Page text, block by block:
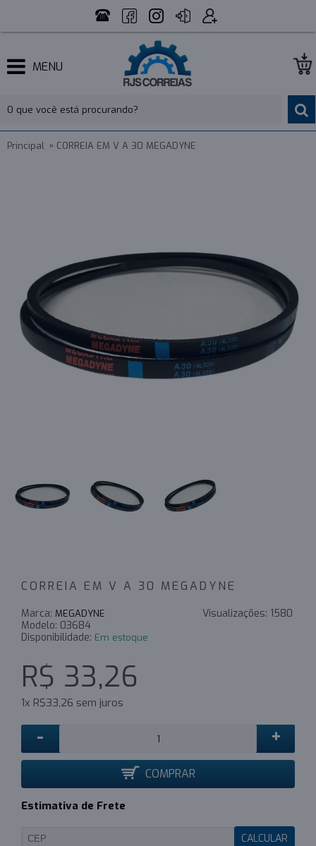
MENU
Principal CORREIA EM V A 30 MEGADYNE
CORREIA EM V A 30 MEGADYNE
Visualizações: 1580
Marca: MEGADYNE
Modelo: 03684
Disponibilidade: Em estoque
R$ 33,26
1x R$33,26 sem juros
- +
COMPRAR
Estimativa de Frete
CALCULAR